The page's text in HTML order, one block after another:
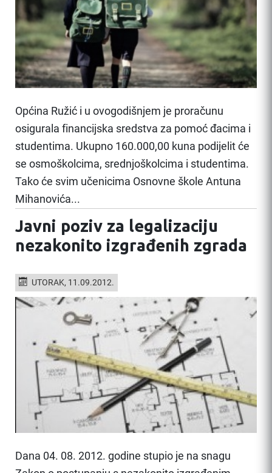
Općina Ružić i u ovogodišnjem je proračunu
osigurala financijska sredstva za pomoć đacima i
studentima. Ukupno 160.000,00 kuna podijelit će
se osmoškolcima, srednjoškolcima i studentima.
Tako će svim učenicima Osnovne škole Antuna
Mihanovića...
Javni poziv za legalizaciju
nezakonito izgrađenih zgrada
UTORAK, 11.09.2012.
Dana 04. 08. 2012. godine stupio je na snagu